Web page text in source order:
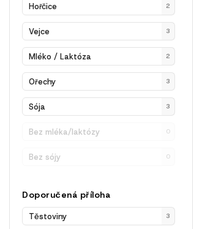
Hořčice 2
Vejce 3
Mléko / Laktóza 2
Ořechy 3
Sója 3
Bez mléka/laktózy 0
Bez sójy 0
Doporučená příloha
Těstoviny 3